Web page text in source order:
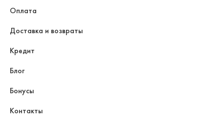
Оплата
Доставка и возвраты
Кредит
Блог
Бонусы
Контакты